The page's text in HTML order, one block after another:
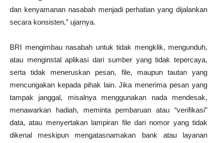
dan kenyamanan nasabah menjadi perhatian yang dijalankan
secara konsisten,” ujarnya.
BRI mengimbau nasabah untuk tidak mengklik, mengunduh,
atau menginstal aplikasi dari sumber yang tidak tepercaya,
serta tidak meneruskan pesan, file, maupun tautan yang
mencurigakan kepada pihak lain. Jika menerima pesan yang
tampak janggal, misalnya menggunakan nada mendesak,
menawarkan hadiah, meminta pembaruan atau “verifikasi”
data, atau menyertakan lampiran file dari nomor yang tidak
dikenal meskipun mengatasnamakan bank atau layanan